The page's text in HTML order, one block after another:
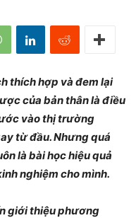
thích hợp và đem lại
của bản thân là điều
vào thị trường
từ đầu. Nhưng quá
là bài học hiệu quả
nghiệm cho mình.
giới thiệu phương